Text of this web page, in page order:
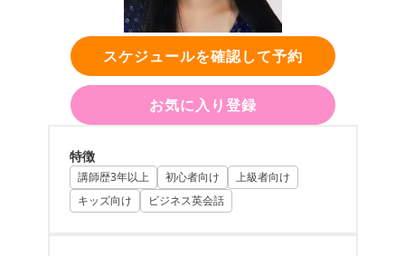
スケジュールを確認して予約
お気に入り登録
特徴
講師歴3年以上 初心者向け
上級者向け
キッズ向け
ビジネス英会話